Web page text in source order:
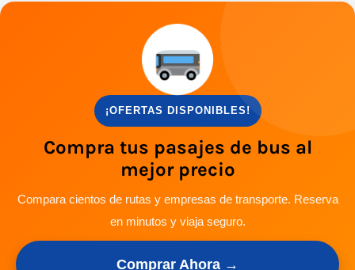
¡OFERTAS DISPONIBLES!
Compra tus pasajes de bus al
mejor precio
Compara cientos de rutas y empresas de transporte. Reserva
en minutos y viaja seguro.
Comprar Ahora →